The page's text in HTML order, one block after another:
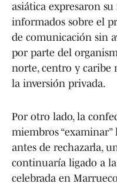
asiática expresaron
informados sobre el
de comunicación sin
por parte del
norte, centro y caribe
la inversión privada.
Por otro lado, la
miembros
antes de rechazarla,
continuaría ligado a
celebrada en